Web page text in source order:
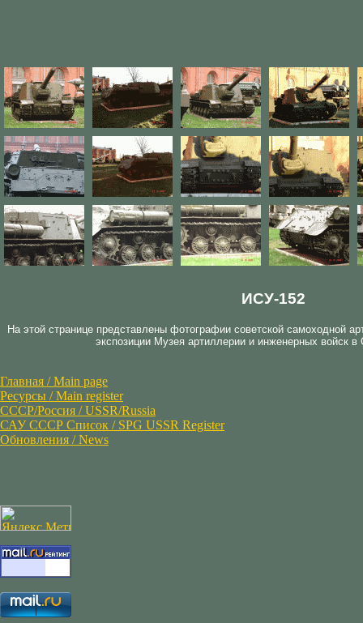
ИСУ-152
На этой странице представлены фотографии советской самоходной
экспозиции Музея артиллерии и инженерных войск в
Главная / Main page
Ресурсы / Main register
СССР/Россия / USSR/Russia
САУ СССР Список / SPG USSR Register
Обновления / News